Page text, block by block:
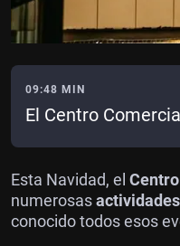
09:48 MIN
El Centro
Esta Navidad, el
numerosasactividades
conocido todos esos